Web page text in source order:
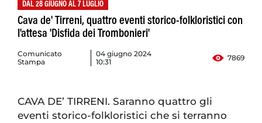
DAL 28 GIUGNO AL 7 LUGLIO
Cava de' Tirreni, quattro eventi storico-folkloristici con
l'attesa 'Disfida dei Trombonieri'
Comunicato
Stampa
04 giugno 2024
10:31
7869
CAVA DE’ TIRRENI. Saranno quattro gli
eventi storico-folkloristici che si terranno